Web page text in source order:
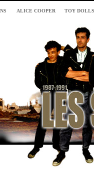
ALICE COOPER TOY DOLLS